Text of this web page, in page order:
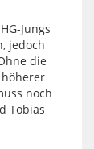
Jungs
jedoch
die
noch
Tobias